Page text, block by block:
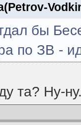
бы
по ЗВ -
та? Ну-